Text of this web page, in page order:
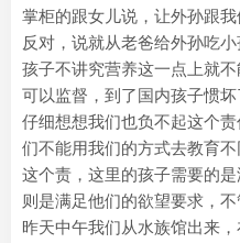
掌柜的跟女儿说，让外孙跟
反对，说就从老爸给外孙吃
孩子不讲究营养这一点上就
可以监督，到了国内孩子惯坏
仔细想想我们也负不起这个
们不能用我们的方式去教育
这个责，这里的孩子需要的
则是满足他们的欲望要求，不
昨天中午我们从水族馆出来